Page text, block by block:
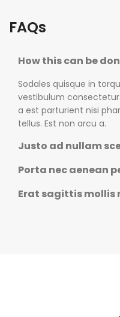
FAQs
How this can be
Sodales quisque in
vestibulum
a est parturient nisi
tellus. Est non arcu a.
Justo ad nullam
Porta nec aenean
Erat sagittis mollis